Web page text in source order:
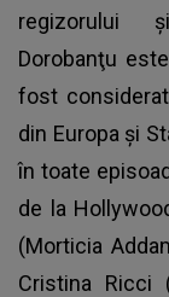
regizorului
Dorobanţu
fost
din Europa și
în toate
de la
(Morticia
Cristina Ricci